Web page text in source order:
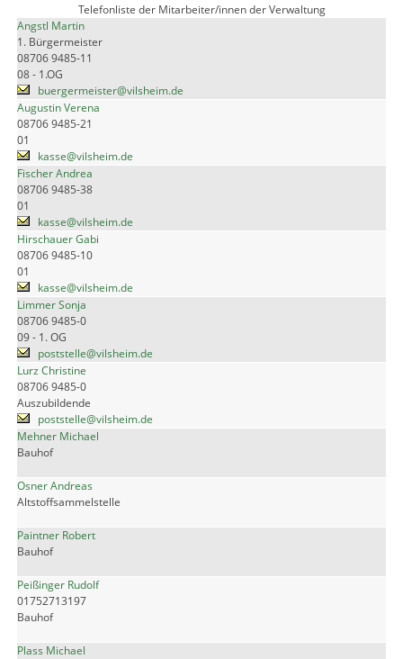
Telefonliste der Mitarbeiter/innen der Verwaltung
Angstl Martin
1. Bürgermeister
08706 9485-11
08 - 1.OG
buergermeister@vilsheim.de
Augustin Verena
08706 9485-21
01
kasse@vilsheim.de
Fischer Andrea
08706 9485-38
01
kasse@vilsheim.de
Hirschauer Gabi
08706 9485-10
01
kasse@vilsheim.de
Limmer Sonja
08706 9485-0
09 - 1. OG
poststelle@vilsheim.de
Lurz Christine
08706 9485-0
Auszubildende
poststelle@vilsheim.de
Mehner Michael
Bauhof
Osner Andreas
Altstoffsammelstelle
Paintner Robert
Bauhof
Peißinger Rudolf
01752713197
Bauhof
Plass Michael